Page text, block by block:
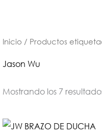
Inicio / Productos
Jason Wu
Mostrando los 7